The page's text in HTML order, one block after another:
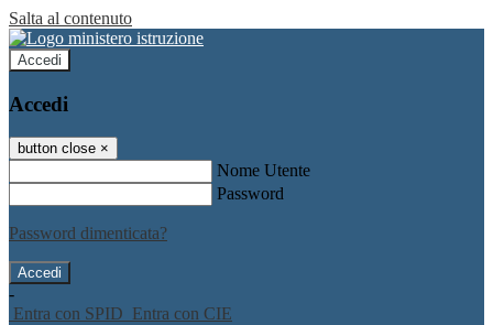
Salta al contenuto
Accedi
Accedi
button close ×
Nome Utente
Password
Password dimenticata?
-
Entra con SPID Entra con CIE